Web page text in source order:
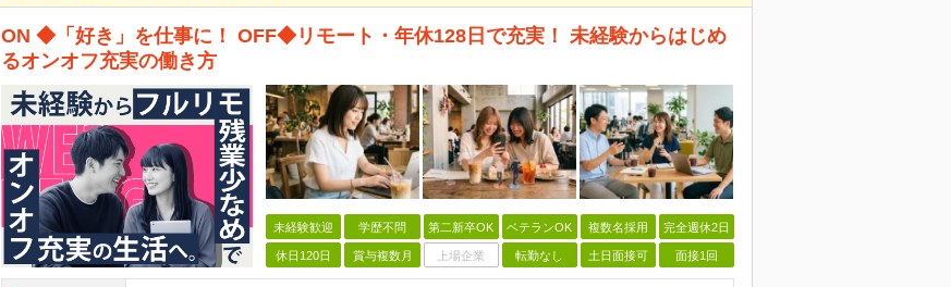
ON ◆「好き」を仕事に！ OFF◆リモート・年休128日で充実！ 未経験からはじめ
るオンオフ充実の働き方
未経験歓迎 学歴不問 第二新卒OK ベテランOK 複数名採用 完全週休2日
休日120日 賞与複数月 上場企業 転勤なし 土日面接可 面接1回